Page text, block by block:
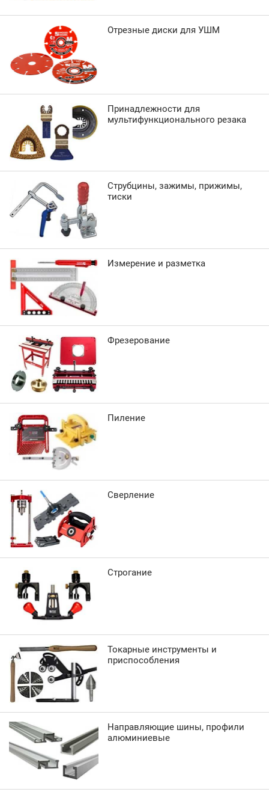
Отрезные диски для УШМ
Принадлежности для
мультифункционального резака
Струбцины, зажимы, прижимы,
тиски
Измерение и разметка
Фрезерование
Пиление
Сверление
Строгание
Токарные инструменты и
приспособления
Направляющие шины, профили
алюминиевые